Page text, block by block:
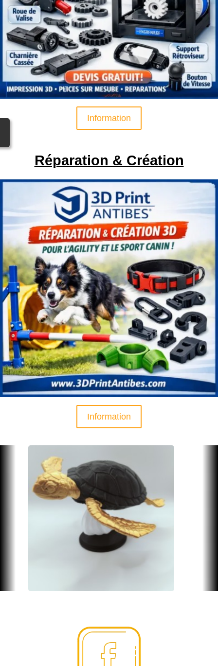
Information
Réparation & Création
Information